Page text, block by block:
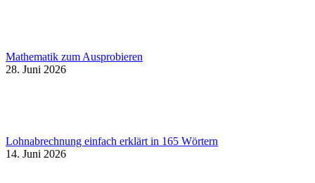
Mathematik zum Ausprobieren
28. Juni 2026
Lohnabrechnung einfach erklärt in 165 Wörtern
14. Juni 2026